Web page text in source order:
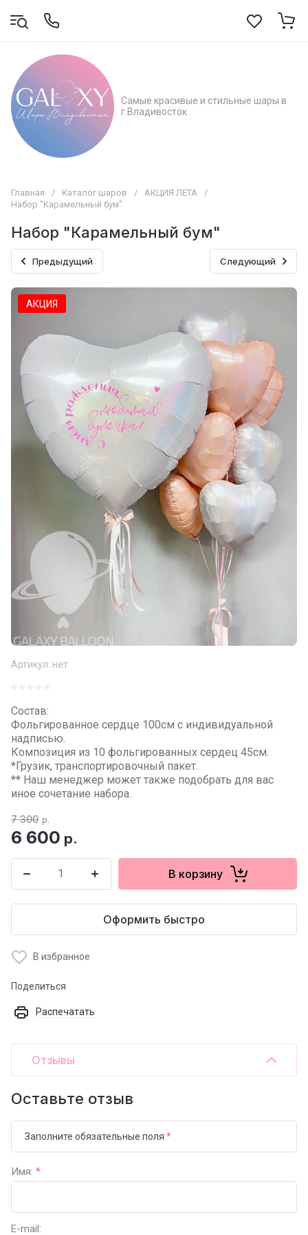
Самые красивые и стильные шары в
г.Владивосток
Главная / Каталог шаров / АКЦИЯ ЛЕТА
/
Набор "Карамельный бум"
Набор "Карамельный бум"
Предыдущий Следующий
АКЦИЯ
Артикул: нет
Состав:
Фольгированное сердце 100см с индивидуальной
надписью.
Композиция из 10 фольгированных сердец 45см.
*Грузик, транспортировочный пакет.
** Наш менеджер может также подобрать для вас
иное сочетание набора.
7 300 р.
6 600 р.
В корзину
Оформить быстро
В избранное
Поделиться
Распечатать
Отзывы
Оставьте отзыв
Заполните обязательные поля *
Имя: *
E-mail: